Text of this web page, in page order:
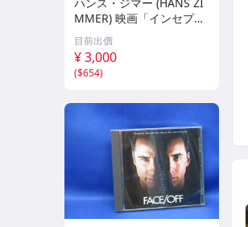
MMER) 映画「インセプシ
ョン (完全盤)」(INCEPTIO
N) サウンドトラック (2枚
組/44トラック収録/輸入
盤)
目前出價
¥ 3,000
($654)